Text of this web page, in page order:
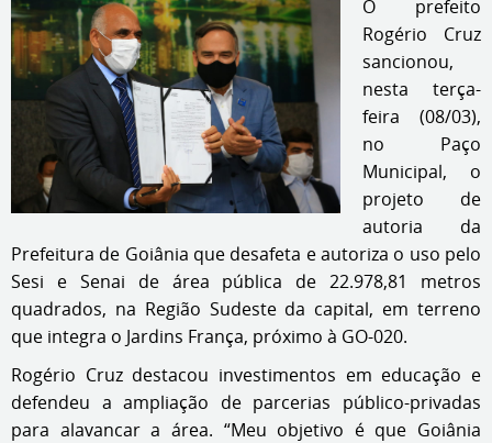
O prefeito
Rogério Cruz
sancionou,
nesta terça-
feira (08/03),
no Paço
Municipal, o
projeto de
autoria da
Prefeitura de Goiânia que desafeta e autoriza o uso pelo
Sesi e Senai de área pública de 22.978,81 metros
quadrados, na Região Sudeste da capital, em terreno
que integra o Jardins França, próximo à GO-020.
Rogério Cruz destacou investimentos em educação e
defendeu a ampliação de parcerias público-privadas
para alavancar a área. “Meu objetivo é que Goiânia